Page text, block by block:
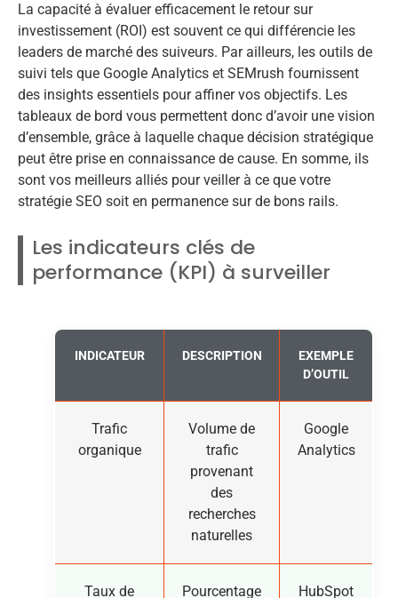
La capacité à évaluer efficacement le retour sur
investissement (ROI) est souvent ce qui différencie les
leaders de marché des suiveurs. Par ailleurs, les outils de
suivi tels que Google Analytics et SEMrush fournissent
des insights essentiels pour affiner vos objectifs. Les
tableaux de bord vous permettent donc d’avoir une vision
d’ensemble, grâce à laquelle chaque décision stratégique
peut être prise en connaissance de cause. En somme, ils
sont vos meilleurs alliés pour veiller à ce que votre
stratégie SEO soit en permanence sur de bons rails.
Les indicateurs clés de
performance (KPI) à surveiller
INDICATEUR DESCRIPTION
EXEMPLE
D’OUTIL
Trafic
organique
Volume de
trafic
provenant
des
recherches
naturelles
Google
Analytics
Taux de
Pourcentage
HubSpot